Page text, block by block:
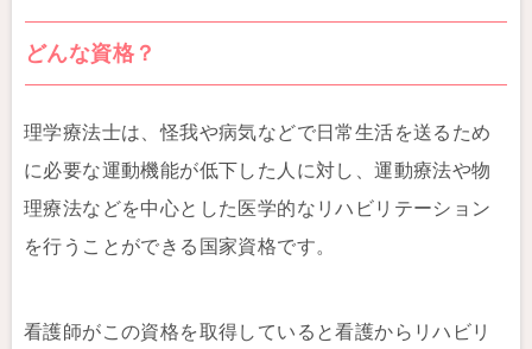
どんな資格？
理学療法士は、怪我や病気などで日常生活を送るため
に必要な運動機能が低下した人に対し、運動療法や物
理療法などを中心とした医学的なリハビリテーション
を行うことができる国家資格です。
看護師がこの資格を取得していると看護からリハビリ